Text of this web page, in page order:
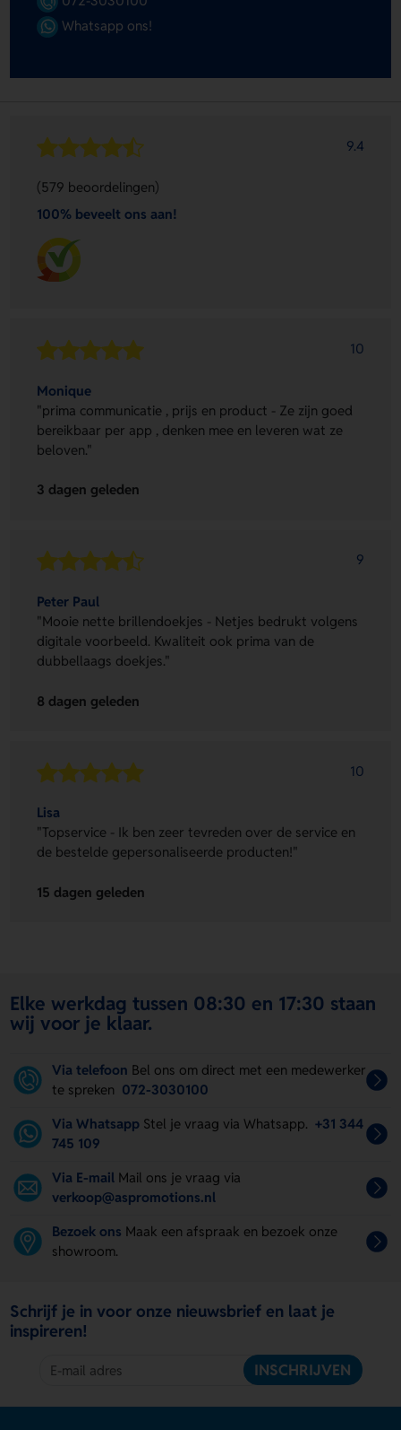
Whatsapp ons!
9.4
(579 beoordelingen)
100% beveelt ons aan!
10
Monique
"prima communicatie , prijs en product - Ze zijn goed
bereikbaar per app , denken mee en leveren wat ze
beloven."
3 dagen geleden
9
Peter Paul
"Mooie nette brillendoekjes - Netjes bedrukt volgens
digitale voorbeeld. Kwaliteit ook prima van de
dubbellaags doekjes."
8 dagen geleden
10
Lisa
"Topservice - Ik ben zeer tevreden over de service en
de bestelde gepersonaliseerde producten!"
15 dagen geleden
Elke werkdag tussen 08:30 en 17:30 staan
wij voor je klaar.
Via telefoon Bel ons om direct met een medewerker
te spreken 072-3030100
Via Whatsapp Stel je vraag via Whatsapp. +31 344
745 109
Via E-mail Mail ons je vraag via
verkoop@aspromotions.nl
Bezoek ons Maak een afspraak en bezoek onze
showroom.
Schrijf je in voor onze nieuwsbrief en laat je
inspireren!
INSCHRIJVEN